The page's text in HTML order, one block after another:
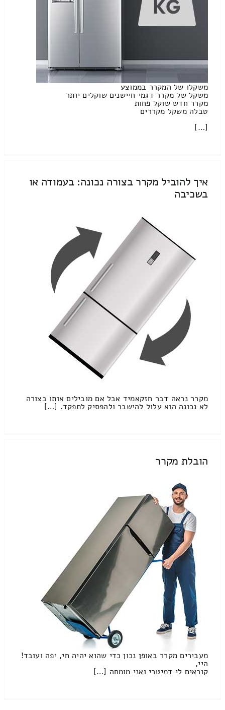
משקלו של המקרר בממוצע
משקל של מקרר דגמי חיישנים שוקלים יותר
מקרר חדש שוקל פחות
טבלה משקל מקררים
[…]
איך להוביל מקרר בצורה נכונה: בעמודה או
בשכיבה
מקרר נראה דבר חזקאמיד אבל אם מובילים אותו בצורה
לא נכונה הוא עלול להישבר ולהפסיק לתפקד. […]
הובלת מקרר
מעבירים מקרר באופן נכון כדי שהוא יהיה חי, יפה ועובד!
היי,
קוראים לי דמיטרי ואני מומחה […]